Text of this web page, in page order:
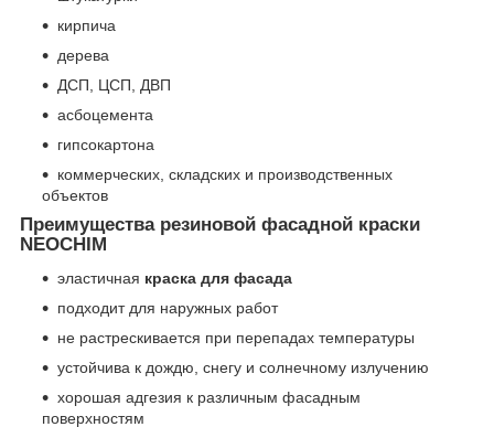
кирпича
дерева
ДСП, ЦСП, ДВП
асбоцемента
гипсокартона
коммерческих, складских и производственных
объектов
Преимущества резиновой фасадной краски
NEOCHIM
эластичная краска для фасада
подходит для наружных работ
не растрескивается при перепадах температуры
устойчива к дождю, снегу и солнечному излучению
хорошая адгезия к различным фасадным
поверхностям